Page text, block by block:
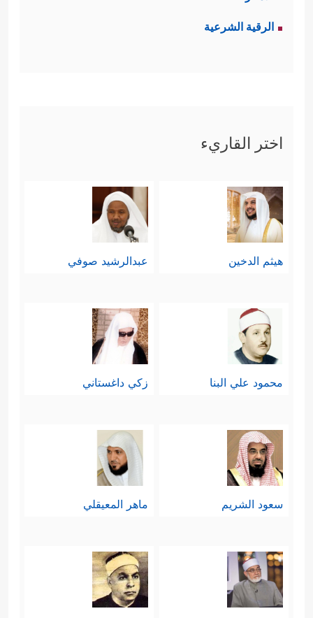
الرقية الشرعية
اختر القاريء
هيثم الدخين عبدالرشيد صوفي
محمود علي البنا زكي داغستاني
سعود الشريم ماهر المعيقلي